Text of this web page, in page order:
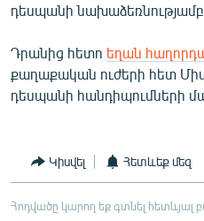
դեսպանի
Դրանից հետո եղան
քաղաքական ուժերի հետ
դեսպանի հանդիպումների
Կիսվել Հետևեք մեզ
Հոդվածը կարող եք գտնել հետևյալ